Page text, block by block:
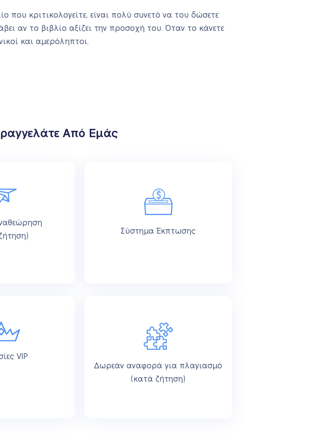
που κριτικολογείτε, είναι πολύ συνετό να του δώσετε
αν το βιβλίο αξίζει την προσοχή του. Όταν το κάνετε
και αμερόληπτοι.
Από Εμάς
Σύστημα Έκπτωσης
VIP
Δωρεάν αναφορά για πλαγιασμό
(κατά ζήτηση)